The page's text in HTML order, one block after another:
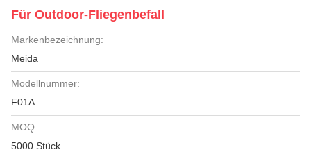
Für Outdoor-Fliegenbefall
Markenbezeichnung:
Meida
Modellnummer:
F01A
MOQ:
5000 Stück